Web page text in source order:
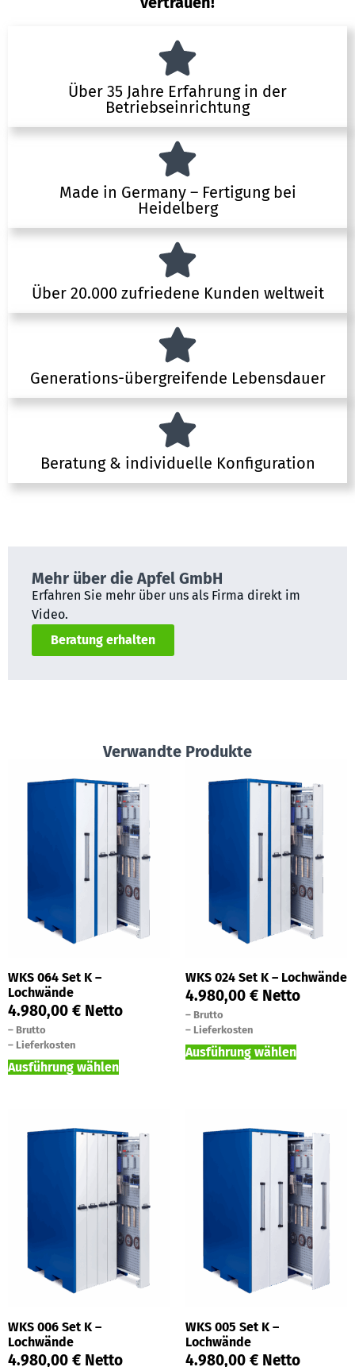
Über 35 Jahre Erfahrung in der
Betriebseinrichtung
Made in Germany – Fertigung bei
Heidelberg
Über 20.000 zufriedene Kunden weltweit
Generations-übergreifende Lebensdauer
Beratung & individuelle Konfiguration
Mehr über die Apfel GmbH
Erfahren Sie mehr über uns als Firma direkt im
Video.
Beratung erhalten
Verwandte Produkte
WKS 064 Set K –
Lochwände
4.980,00 € Netto
– Brutto
– Lieferkosten
Ausführung wählen
WKS 024 Set K – Lochwände
4.980,00 € Netto
– Brutto
– Lieferkosten
Ausführung wählen
WKS 006 Set K –
Lochwände
4.980,00 € Netto
WKS 005 Set K –
Lochwände
4.980,00 € Netto